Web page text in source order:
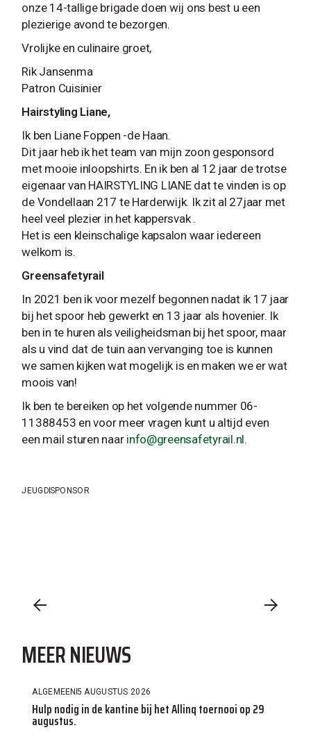
onze 14-tallige brigade doen wij ons best u een
plezierige avond te bezorgen.
Vrolijke en culinaire groet,
Rik Jansenma
Patron Cuisinier
Hairstyling Liane,
Ik ben Liane Foppen -de Haan.
Dit jaar heb ik het team van mijn zoon gesponsord
met mooie inloopshirts. En ik ben al 12 jaar de trotse
eigenaar van HAIRSTYLING LIANE dat te vinden is op
de Vondellaan 217 te Harderwijk. Ik zit al 27jaar met
heel veel plezier in het kappersvak .
Het is een kleinschalige kapsalon waar iedereen
welkom is.
Greensafetyrail
In 2021 ben ik voor mezelf begonnen nadat ik 17 jaar
bij het spoor heb gewerkt en 13 jaar als hovenier. Ik
ben in te huren als veiligheidsman bij het spoor, maar
als u vind dat de tuin aan vervanging toe is kunnen
we samen kijken wat mogelijk is en maken we er wat
moois van!
Ik ben te bereiken op het volgende nummer 06-
11388453 en voor meer vragen kunt u altijd even
een mail sturen naar info@greensafetyrail.nl.
JEUGDSPONSOR
MEER NIEUWS
ALGEMEEN5 AUGUSTUS 2026
Hulp nodig in de kantine bij het Allinq toernooi op 29
augustus.